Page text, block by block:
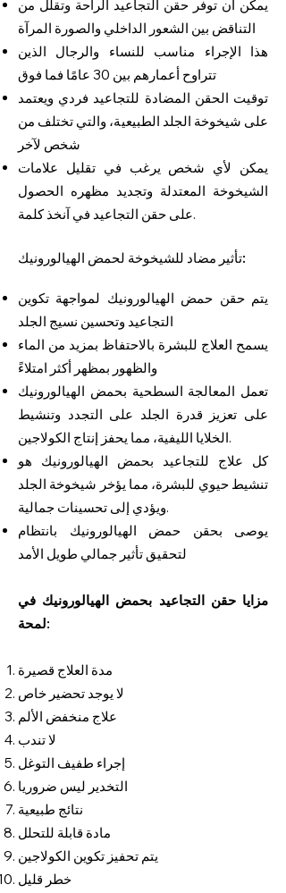
يمكن أن توفر حقن التجاعيد الراحة وتقلل من
التناقض بين الشعور الداخلي والصورة المرآة
هذا الإجراء مناسب للنساء والرجال الذين
تتراوح أعمارهم بين 30 عامًا فما فوق
توقيت الحقن المضادة للتجاعيد فردي ويعتمد
على شيخوخة الجلد الطبيعية، والتي تختلف من
شخص لآخر
يمكن لأي شخص يرغب في تقليل علامات
الشيخوخة المعتدلة وتجديد مظهره الحصول
على حقن التجاعيد في آنخذ كلمة.
تأثير مضاد للشيخوخة لحمض الهيالورونيك:
يتم حقن حمض الهيالورونيك لمواجهة تكوين
التجاعيد وتحسين نسيج الجلد
يسمح العلاج للبشرة بالاحتفاظ بمزيد من الماء
والظهور بمظهر أكثر امتلاءً
تعمل المعالجة السطحية بحمض الهيالورونيك
على تعزيز قدرة الجلد على التجدد وتنشيط
الخلايا الليفية، مما يحفز إنتاج الكولاجين.
كل علاج للتجاعيد بحمض الهيالورونيك هو
تنشيط حيوي للبشرة، مما يؤخر شيخوخة الجلد
ويؤدي إلى تحسينات جمالية.
يوصى بحقن حمض الهيالورونيك بانتظام
لتحقيق تأثير جمالي طويل الأمد
مزايا حقن التجاعيد بحمض الهيالورونيك في
لمحة:
مدة العلاج قصيرة
لا يوجد تحضير خاص
علاج منخفض الألم
لا تندب
إجراء طفيف التوغل
التخدير ليس ضروريا
نتائج طبيعية
مادة قابلة للتحلل
يتم تحفيز تكوين الكولاجين
خطر قليل